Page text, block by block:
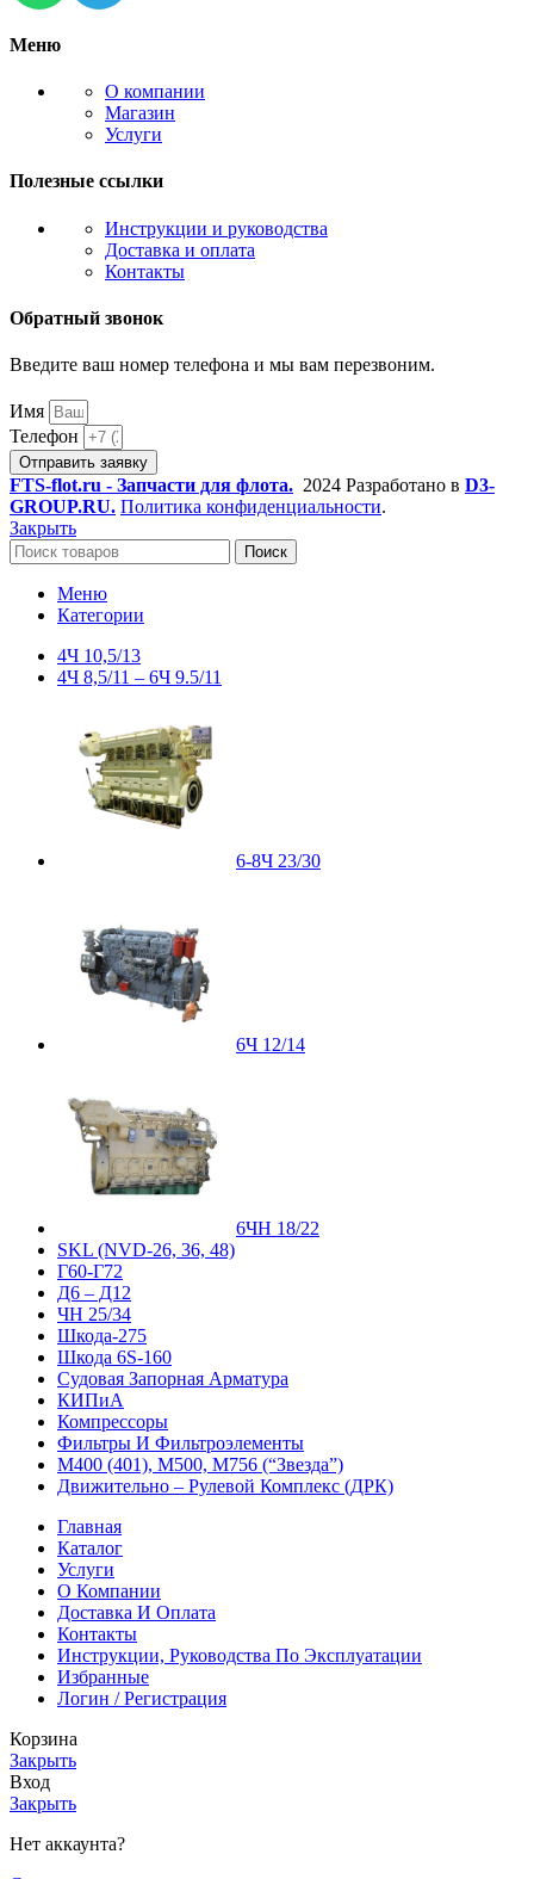
Меню
О компании
Магазин
Услуги
Полезные ссылки
Инструкции и руководства
Доставка и оплата
Контакты
Обратный звонок
Введите ваш номер телефона и мы вам перезвоним.
Имя
Телефон
Отправить заявку
FTS-flot.ru - Запчасти для флота. 2024 Разработано в D3-
GROUP.RU. Политика конфиденциальности.
Закрыть
Поиск
Меню
Категории
4Ч 10,5/13
4Ч 8,5/11 – 6Ч 9.5/11
6-8Ч 23/30
6Ч 12/14
6ЧН 18/22
SKL (NVD-26, 36, 48)
Г60-Г72
Д6 – Д12
ЧН 25/34
Шкода-275
Шкода 6S-160
Судовая Запорная Арматура
КИПиА
Компрессоры
Фильтры И Фильтроэлементы
М400 (401), М500, М756 (“Звезда”)
Движительно – Рулевой Комплекс (ДРК)
Главная
Каталог
Услуги
О Компании
Доставка И Оплата
Контакты
Инструкции, Руководства По Эксплуатации
Избранные
Логин / Регистрация
Корзина
Закрыть
Вход
Закрыть
Нет аккаунта?